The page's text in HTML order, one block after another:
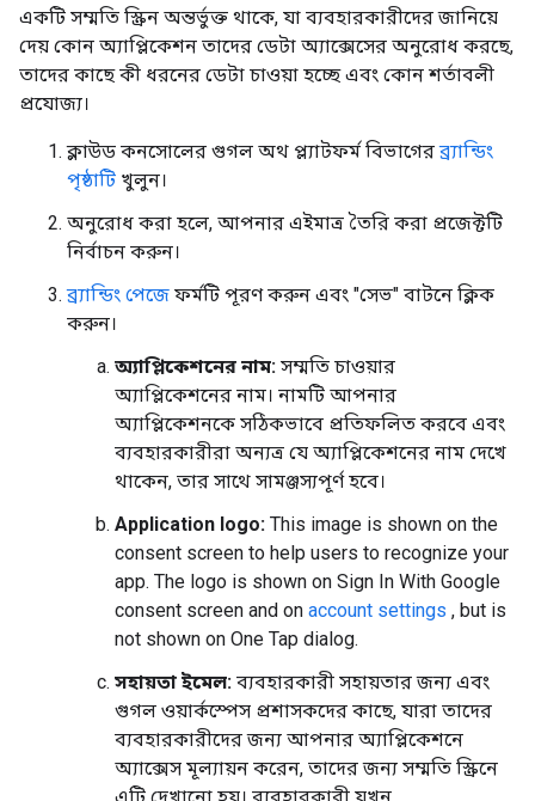
একটি সম্মতি স্ক্রিন অন্তর্ভুক্ত থাকে, যা ব্যবহারকারীদের জানিয়ে
দেয় কোন অ্যাপ্লিকেশন তাদের ডেটা অ্যাক্সেসের অনুরোধ করছে,
তাদের কাছে কী ধরনের ডেটা চাওয়া হচ্ছে এবং কোন শর্তাবলী
প্রযোজ্য।
ক্লাউড কনসোলের গুগল অথ প্ল্যাটফর্ম বিভাগেরব্র্যান্ডিং
পৃষ্ঠাটি খুলুন।
অনুরোধ করা হলে, আপনার এইমাত্র তৈরি করা প্রজেক্টটি
নির্বাচন করুন।
ব্র্যান্ডিং পেজে ফর্মটি পূরণ করুন এবং "সেভ" বাটনে ক্লিক
করুন।
অ্যাপ্লিকেশনের নাম: সম্মতি চাওয়ার
অ্যাপ্লিকেশনের নাম। নামটি আপনার
অ্যাপ্লিকেশনকে সঠিকভাবে প্রতিফলিত করবে এবং
ব্যবহারকারীরা অন্যত্র যে অ্যাপ্লিকেশনের নাম দেখে
থাকেন, তার সাথে সামঞ্জস্যপূর্ণ হবে।
Application logo: This image is shown on the
consent screen to help users to recognize your
app. The logo is shown on Sign In With Google
consent screen and on account settings , but is
not shown on One Tap dialog.
সহায়তা ইমেল: ব্যবহারকারী সহায়তার জন্য এবং
গুগল ওয়ার্কস্পেস প্রশাসকদের কাছে, যারা তাদের
ব্যবহারকারীদের জন্য আপনার অ্যাপ্লিকেশনে
অ্যাক্সেস মূল্যায়ন করেন, তাদের জন্য সম্মতি স্ক্রিনে